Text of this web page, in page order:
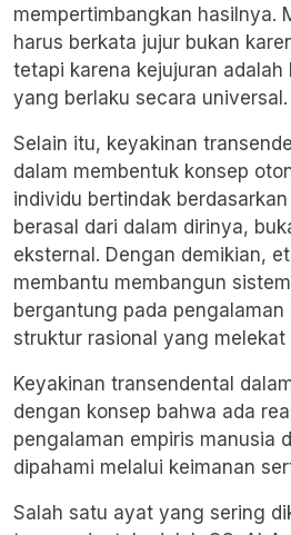
mempertimbangkan hasilnya.
harus berkata jujur bukan
tetapi karena kejujuran adalah
yang berlaku secara universal.
Selain itu, keyakinan
dalam membentuk konsep
individu bertindak
berasal dari dalam dirinya,
eksternal. Dengan demikian,
membantu membangun
bergantung pada
struktur rasional yang melekat
Keyakinan transendental
dengan konsep bahwa ada
pengalaman empiris manusia
dipahami melalui keimanan
Salah satu ayat yang sering